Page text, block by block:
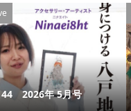
2026年 5月号